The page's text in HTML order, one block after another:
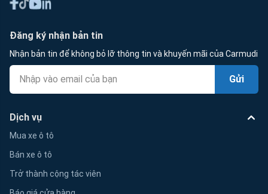
Đăng ký nhận bản tin
Nhận bản tin để không bỏ lỡ thông tin và khuyến mãi của Carmudi
Gửi
Dịch vụ
Mua xe ô tô
Bán xe ô tô
Trở thành cộng tác viên